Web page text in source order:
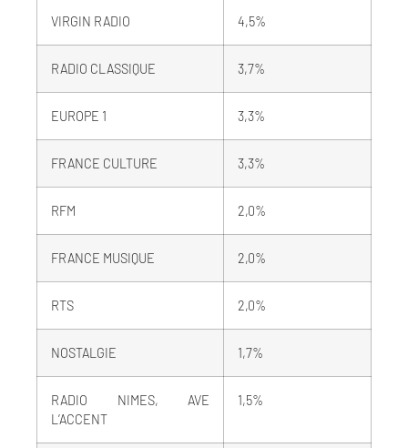
VIRGIN RADIO 4,5%
RADIO CLASSIQUE 3,7%
EUROPE 1 3,3%
FRANCE CULTURE 3,3%
RFM 2,0%
FRANCE MUSIQUE 2,0%
RTS 2,0%
NOSTALGIE 1,7%
RADIO NIMES, AVE
L’ACCENT
1,5%